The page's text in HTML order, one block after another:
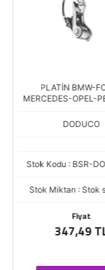
PLATİN BMW-
MERCEDES-OPEL-
DODUCO
Stok Kodu : BSR-
Stok Miktarı : Stok
Fiyat
347,49